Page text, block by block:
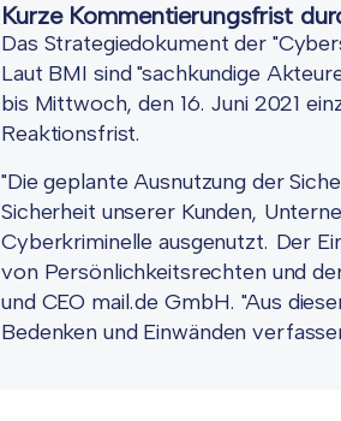
Kurze Kommentierungsfrist
Das Strategiedokument der
Laut BMI sind "sachkundige
bis Mittwoch, den 16. Juni 2021
Reaktionsfrist.
"Die geplante Ausnutzung der
Sicherheit unserer Kunden,
Cyberkriminelle ausgenutzt. Der
von Persönlichkeitsrechten und
und CEO mail.de GmbH. "Aus
Bedenken und Einwänden